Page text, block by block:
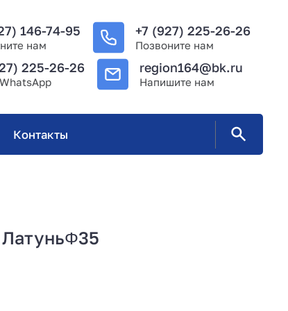
146-74-95
нам
+7 (927) 225-26-26
Позвоните нам
225-26-26 region164@bk.ru
Напишите нам
Контакты
ЛатуньΦ35